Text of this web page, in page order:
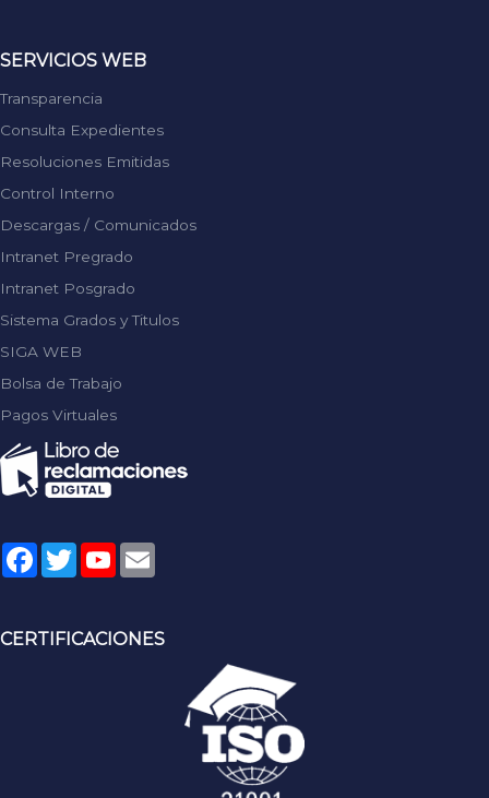
SERVICIOS WEB
Transparencia
Consulta Expedientes
Resoluciones Emitidas
Control Interno
Descargas / Comunicados
Intranet Pregrado
Intranet Posgrado
Sistema Grados y Titulos
SIGA WEB
Bolsa de Trabajo
Pagos Virtuales
Facebook
TwitterYouTube
CERTIFICACIONES